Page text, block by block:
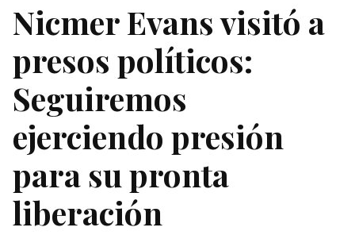
Nicmer Evans visitó a
presos políticos:
Seguiremos
ejerciendo presión
para su pronta
liberación